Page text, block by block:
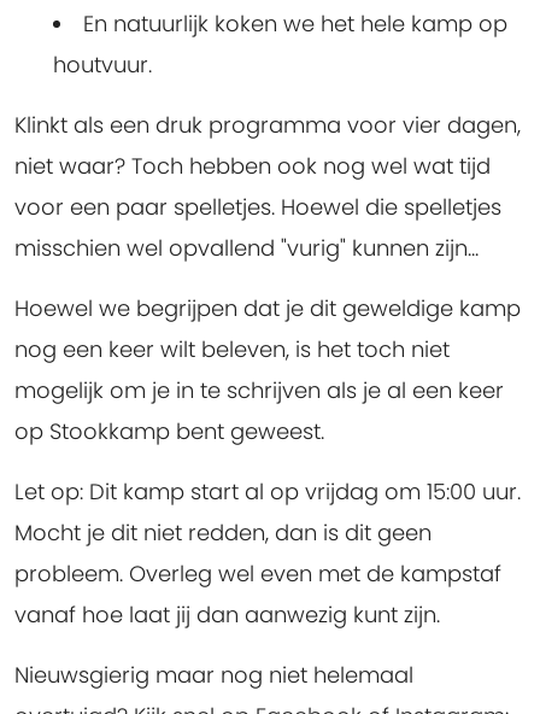
En natuurlijk koken we het hele kamp op
houtvuur.
Klinkt als een druk programma voor vier dagen,
niet waar? Toch hebben ook nog wel wat tijd
voor een paar spelletjes. Hoewel die spelletjes
misschien wel opvallend "vurig" kunnen zijn...
Hoewel we begrijpen dat je dit geweldige kamp
nog een keer wilt beleven, is het toch niet
mogelijk om je in te schrijven als je al een keer
op Stookkamp bent geweest.
Let op: Dit kamp start al op vrijdag om 15:00 uur.
Mocht je dit niet redden, dan is dit geen
probleem. Overleg wel even met de kampstaf
vanaf hoe laat jij dan aanwezig kunt zijn.
Nieuwsgierig maar nog niet helemaal